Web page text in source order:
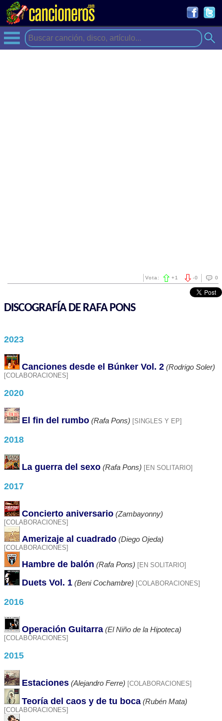
0
-0
Vota: +1
DISCOGRAFÍA DE RAFA PONS
2023
Canciones desde el Búnker Vol. 2 (Rodrigo Soler)
[COLABORACIONES]
2020
El fin del rumbo (Rafa Pons) [SINGLES Y EP]
2018
La guerra del sexo (Rafa Pons) [EN SOLITARIO]
2017
Concierto aniversario (Zambayonny)
[COLABORACIONES]
Amerizaje al cuadrado (Diego Ojeda)
[COLABORACIONES]
Hambre de balón (Rafa Pons) [EN SOLITARIO]
Duets Vol. 1 (Beni Cochambre) [COLABORACIONES]
2016
Operación Guitarra (El Niño de la Hipoteca)
[COLABORACIONES]
2015
Estaciones (Alejandro Ferre) [COLABORACIONES]
Teoría del caos y de tu boca (Rubén Mata)
[COLABORACIONES]